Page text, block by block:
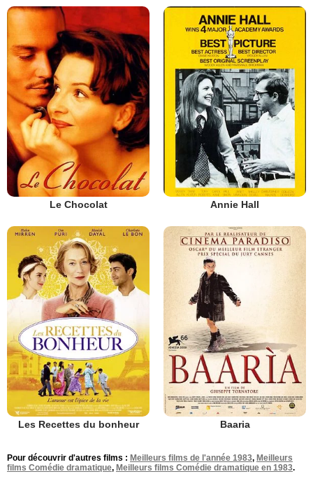
Le Chocolat Annie Hall
Les Recettes du bonheur Baaria
Pour découvrir d'autres films : Meilleurs films de l'année 1983, Meilleurs
films Comédie dramatique, Meilleurs films Comédie dramatique en 1983.